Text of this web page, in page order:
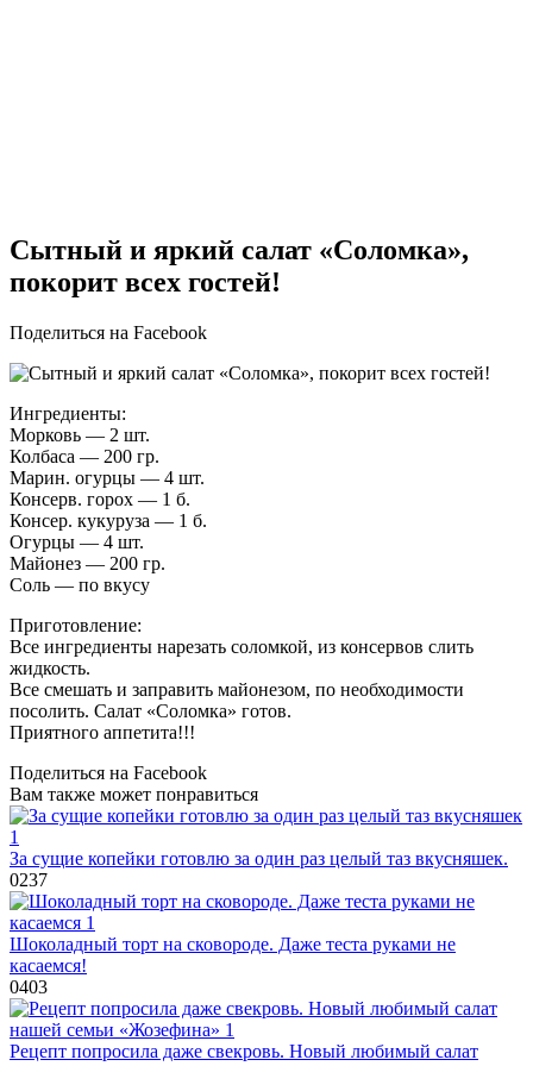
Сытный и яркий салат «Соломка»,
покорит всех гостей!
Поделиться на Facebook
Ингредиенты:
Морковь — 2 шт.
Колбаса — 200 гр.
Марин. огурцы — 4 шт.
Консерв. горох — 1 б.
Консер. кукуруза — 1 б.
Огурцы — 4 шт.
Майонез — 200 гр.
Соль — по вкусу
Приготовление:
Все ингредиенты нарезать соломкой, из консервов слить
жидкость.
Все смешать и заправить майонезом, по необходимости
посолить. Салат «Соломка» готов.
Приятного аппетита!!!
Поделиться на Facebook
Вам также может понравиться
За сущие копейки готовлю за один раз целый таз вкусняшек.
0237
Шоколадный торт на сковороде. Даже теста руками не
касаемся!
0403
Рецепт попросила даже свекровь. Новый любимый салат